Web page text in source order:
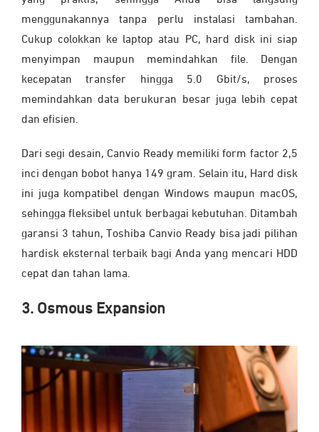
menggunakannya tanpa perlu instalasi tambahan.
Cukup colokkan ke laptop atau PC, hard disk ini siap
menyimpan maupun memindahkan file. Dengan
kecepatan transfer hingga 5.0 Gbit/s, proses
memindahkan data berukuran besar juga lebih cepat
dan efisien.
Dari segi desain, Canvio Ready memiliki form factor 2,5
inci dengan bobot hanya 149 gram. Selain itu, Hard disk
ini juga kompatibel dengan Windows maupun macOS,
sehingga fleksibel untuk berbagai kebutuhan. Ditambah
garansi 3 tahun, Toshiba Canvio Ready bisa jadi pilihan
hardisk eksternal terbaik bagi Anda yang mencari HDD
cepat dan tahan lama.
3. Osmous Expansion